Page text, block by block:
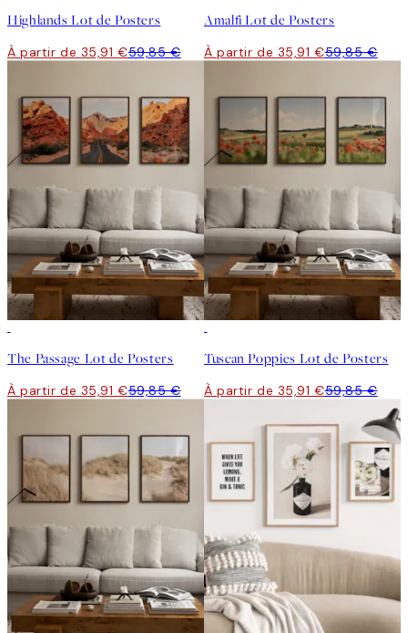
Highlands Lot de Posters
À partir de 35,91 €59,85 €
Amalfi Lot de Posters
À partir de 35,91 €59,85 €
The Passage Lot de Posters
À partir de 35,91 €59,85 €
Tuscan Poppies Lot de Posters
À partir de 35,91 €59,85 €